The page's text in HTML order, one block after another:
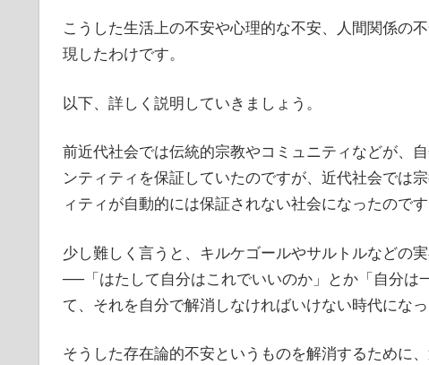
こうした生活上の不安や心理的な不安、人間関係の
現したわけです。
以下、詳しく説明していきましょう。
前近代社会では伝統的宗教やコミュニティなどが、
ンティティを保証していたのですが、近代社会では
ィティが自動的には保証されない社会になったのです
少し難しく言うと、キルケゴールやサルトルなどの
──「はたして自分はこれでいいのか」とか「自分
て、それを自分で解消しなければいけない時代になっ
そうした存在論的不安というものを解消するために